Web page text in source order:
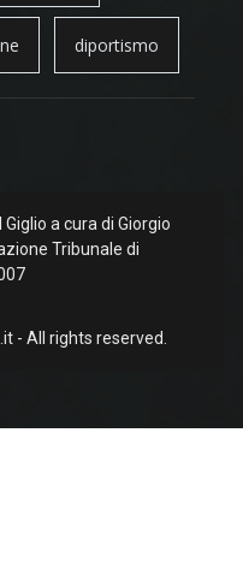
diportismo
a cura di Giorgio
Tribunale di
- All rights reserved.